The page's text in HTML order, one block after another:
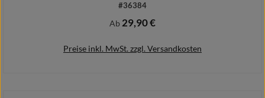
#36384
Regulärer Preis:
Ab29,90 €
Preise inkl. MwSt. zzgl. Versandkosten